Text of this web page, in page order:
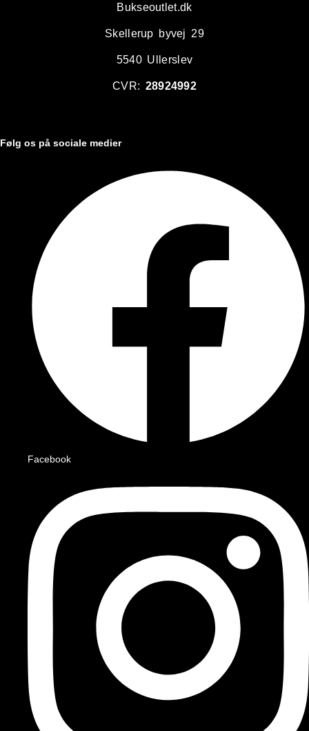
Bukseoutlet.dk
Skellerup byvej 29
5540 Ullerslev
CVR: 28924992
Følg os på sociale medier
Facebook